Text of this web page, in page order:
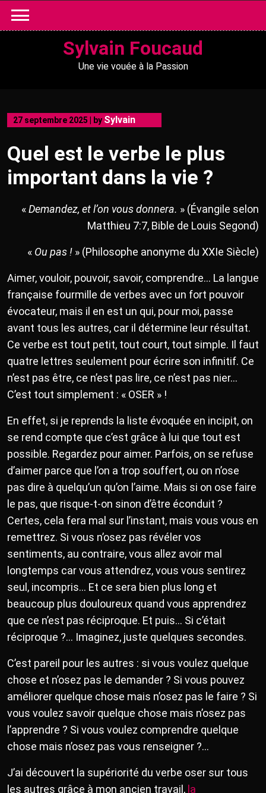
content
Sylvain Foucaud
Une vie vouée à la Passion
27 septembre 2025 by Sylvain
Quel est le verbe le plus
important dans la vie ?
«Demandez, et l’on vous donnera. » (Évangile selon
Matthieu 7:7, Bible de Louis Segond)
« Ou pas ! » (Philosophe anonyme du XXIe Siècle)
Aimer, vouloir, pouvoir, savoir, comprendre… La langue
française fourmille de verbes avec un fort pouvoir
évocateur, mais il en est un qui, pour moi, passe
avant tous les autres, car il détermine leur résultat.
Ce verbe est tout petit, tout court, tout simple. Il faut
quatre lettres seulement pour écrire son infinitif. Ce
n’est pas être, ce n’est pas lire, ce n’est pas nier…
C’est tout simplement : « OSER » !
En effet, si je reprends la liste évoquée en incipit, on
se rend compte que c’est grâce à lui que tout est
possible. Regardez pour aimer. Parfois, on se refuse
d’aimer parce que l’on a trop souffert, ou on n’ose
pas dire à quelqu’un qu’on l’aime. Mais si on ose faire
le pas, que risque-t-on sinon d’être éconduit ?
Certes, cela fera mal sur l’instant, mais vous vous en
remettrez. Si vous n’osez pas révéler vos
sentiments, au contraire, vous allez avoir mal
longtemps car vous attendrez, vous vous sentirez
seul, incompris… Et ce sera bien plus long et
beaucoup plus douloureux quand vous apprendrez
que ce n’est pas réciproque. Et puis… Si c’était
réciproque ?… Imaginez, juste quelques secondes.
C’est pareil pour les autres : si vous voulez quelque
chose et n’osez pas le demander ? Si vous pouvez
améliorer quelque chose mais n’osez pas le faire ? Si
vous voulez savoir quelque chose mais n’osez pas
l’apprendre ? Si vous voulez comprendre quelque
chose mais n’osez pas vous renseigner ?…
J’ai découvert la supériorité du verbe oser sur tous
les autres grâce à mon ancien travail, la